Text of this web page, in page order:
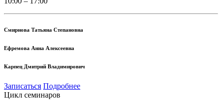
Смирнова Татьяна Степановна
Ефремова Анна Алексеевна
Карпец Дмитрий Владимирович
Записаться Подробнее
Цикл семинаров